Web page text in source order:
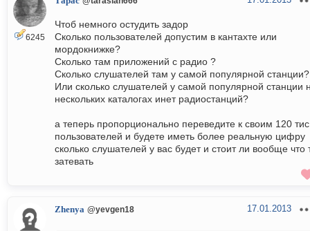
6245
Чтоб немного остудить задор
Сколько пользователей допустим в кантахте или
мордокнижке?
Сколько там приложений с радио ?
Сколько слушателей там у самой популярной станции?
Или сколько слушателей у самой популярной станции
нескольких каталогах инет радиостанций?
а теперь пропорционально переведите к своим 120 тис
пользователей и будете иметь более реальную цифру
сколько слушателей у вас будет и стоит ли вообще что
затевать
Zhenya @yevgen18 17.01.2013